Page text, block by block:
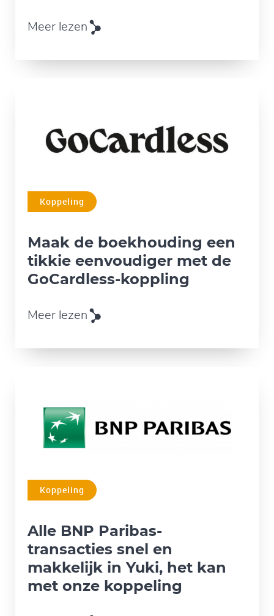
Meer lezen
Koppeling
Maak de boekhouding een
tikkie eenvoudiger met de
GoCardless-koppling
Meer lezen
Koppeling
Alle BNP Paribas-
transacties snel en
makkelijk in Yuki, het kan
met onze koppeling